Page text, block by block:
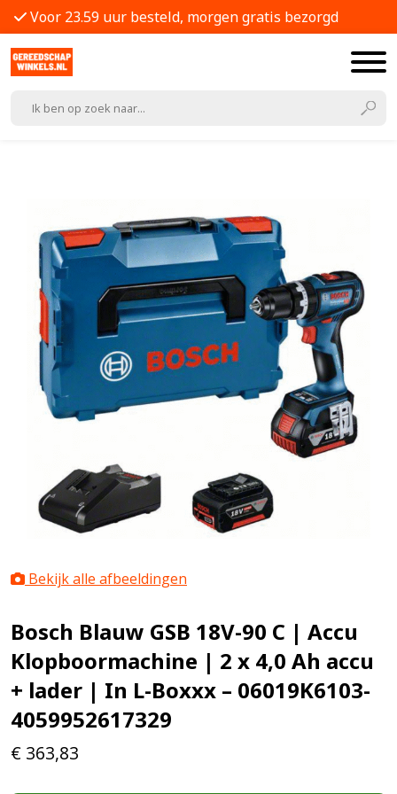
Voor 23.59 uur besteld, morgen gratis bezorgd
Bekijk alle afbeeldingen
Bosch Blauw GSB 18V-90 C | Accu
Klopboormachine | 2 x 4,0 Ah accu
+ lader | In L-Boxxx – 06019K6103-
4059952617329
€ 363,83